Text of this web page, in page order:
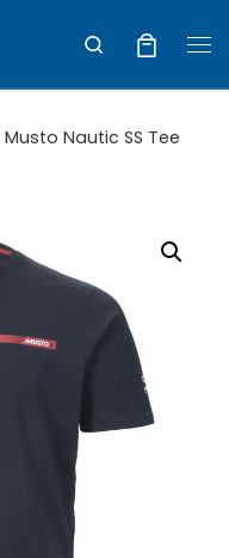
Search
Musto Nautic SS Tee